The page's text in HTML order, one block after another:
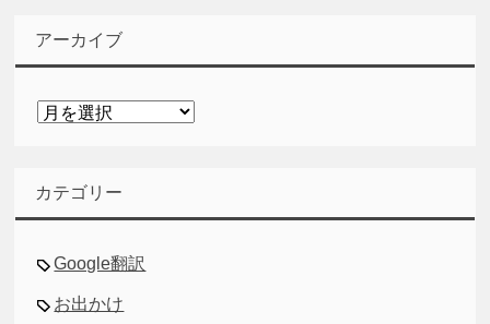
アーカイブ
ア
ブ
カテゴリー
Google翻訳
お出かけ